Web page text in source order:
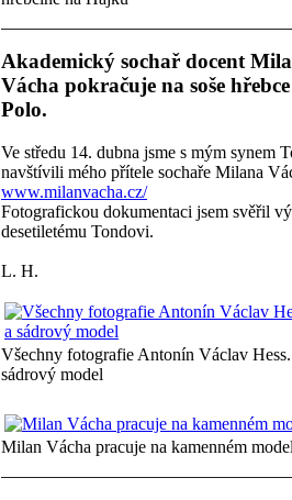
Akademický sochař docent
Vácha pokračuje na soše
Polo.
Ve středu 14. dubna jsme s mým synem
navštívili mého přítele sochaře Milana
www.milanvacha.cz/
Fotografickou dokumentaci jsem svěřil
desetiletému Tondovi.
L. H.
Všechny fotografie Antonín Václav
sádrový model
Milan Vácha pracuje na kamenném